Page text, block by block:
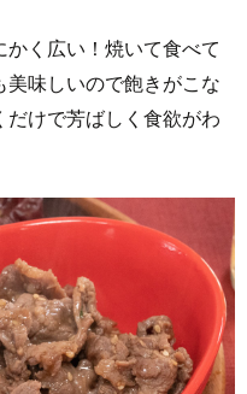
く広い！焼いて食べて
美味しいので飽きがこな
けで芳ばしく食欲がわ